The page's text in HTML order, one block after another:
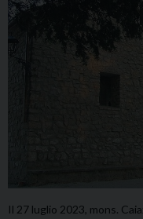
Il 27 luglio 2023, mons.